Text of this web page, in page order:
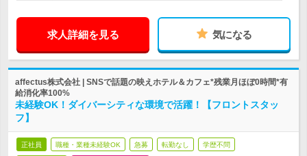
求人詳細を見る 気になる
affectus株式会社 | SNSで話題の映えホテル＆カフェ*残業月ほぼ0時間*有
給消化率100%
未経験OK！ダイバーシティな環境で活躍！【フロントスタッ
フ】
正社員 職種・業種未経験OK 急募 転勤なし 学歴不問